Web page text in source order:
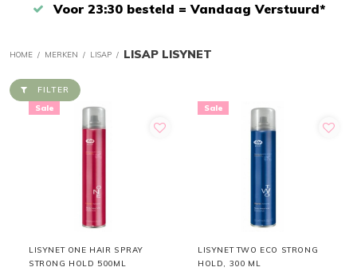
Afrekenen in een veilige omgeving
HOME / MERKEN / LISAP / LISAP LISYNET
FILTER
Sale
LISYNET ONE HAIR SPRAY
STRONG HOLD 500ML
Sale
LISYNET TWO ECO STRONG
HOLD, 300 ML